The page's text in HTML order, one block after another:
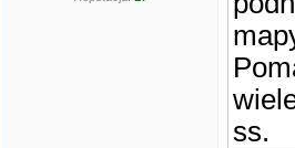
ss.